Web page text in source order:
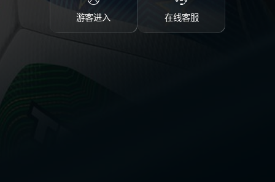
游客进入 在线客服